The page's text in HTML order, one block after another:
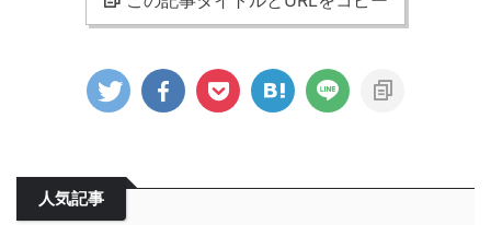
人気記事